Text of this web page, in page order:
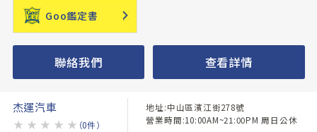
Goo鑑定書
聯絡我們 查看詳情
杰運汽車
★ ★ ★ ★ ★ （0件）
地址:中山區濱江街278號
營業時間:10:00AM~21:00PM 周日公休